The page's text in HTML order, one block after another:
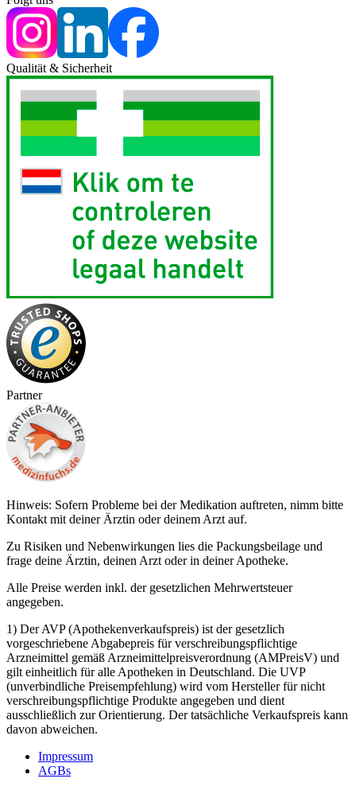
Qualität & Sicherheit
Partner
Hinweis: Sofern Probleme bei der Medikation auftreten, nimm bitte
Kontakt mit deiner Ärztin oder deinem Arzt auf.
Zu Risiken und Nebenwirkungen lies die Packungsbeilage und
frage deine Ärztin, deinen Arzt oder in deiner Apotheke.
Alle Preise werden inkl. der gesetzlichen Mehrwertsteuer
angegeben.
1) Der AVP (Apothekenverkaufspreis) ist der gesetzlich
vorgeschriebene Abgabepreis für verschreibungspflichtige
Arzneimittel gemäß Arzneimittelpreisverordnung (AMPreisV) und
gilt einheitlich für alle Apotheken in Deutschland. Die UVP
(unverbindliche Preisempfehlung) wird vom Hersteller für nicht
verschreibungspflichtige Produkte angegeben und dient
ausschließlich zur Orientierung. Der tatsächliche Verkaufspreis kann
davon abweichen.
Impressum
AGBs